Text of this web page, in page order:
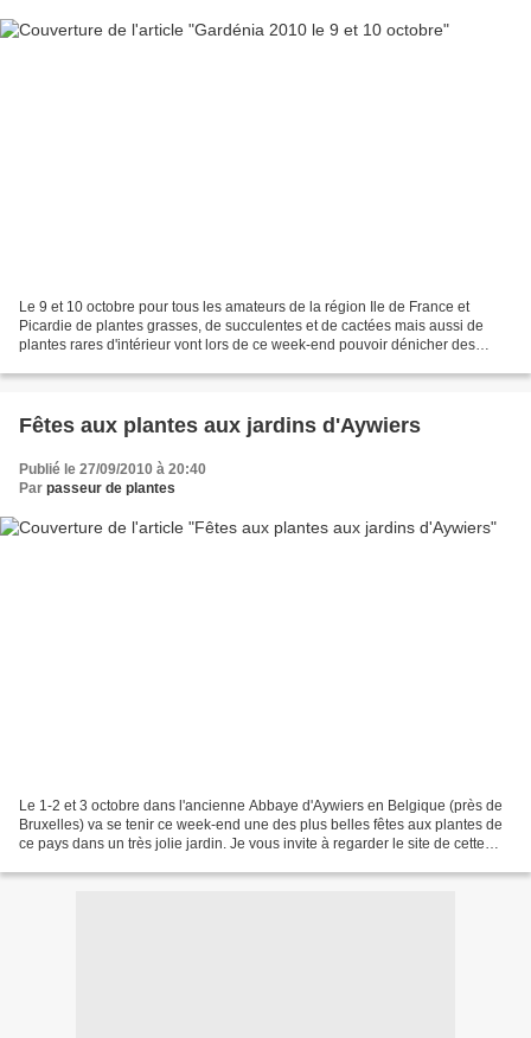
Le 9 et 10 octobre pour tous les amateurs de la région Ile de France et
Picardie de plantes grasses, de succulentes et de cactées mais aussi de
plantes rares d'intérieur vont lors de ce week-end pouvoir dénicher des
Fêtes aux plantes aux jardins d'Aywiers
Publié le 27/09/2010 à 20:40
Par passeur de plantes
Le 1-2 et 3 octobre dans l'ancienne Abbaye d'Aywiers en Belgique (près de
Bruxelles) va se tenir ce week-end une des plus belles fêtes aux plantes de
ce pays dans un très jolie jardin. Je vous invite à regarder le site de cette